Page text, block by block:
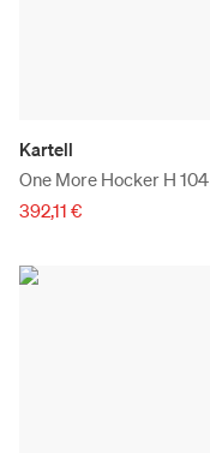
Kartell
One More Hocker H 104
392,11 €